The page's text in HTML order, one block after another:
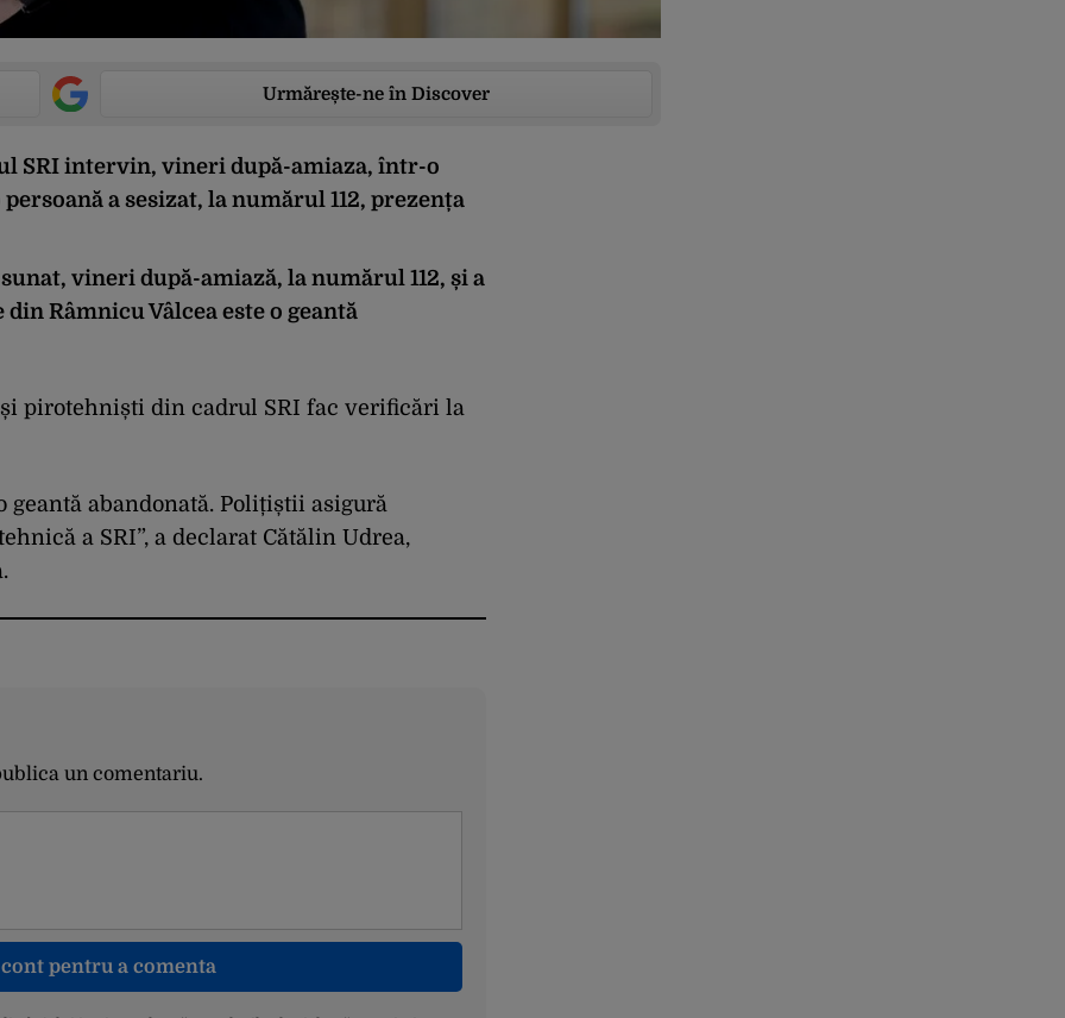
Urmărește-ne în Discover
SRI intervin, vineri după-amiaza, într-o
a sesizat, la numărul 112, prezența
vineri după-amiază, la numărul 112, și a
Râmnicu Vâlcea este o geantă
pirotehniști din cadrul SRI fac verificări la
geantă abandonată. Polițiștii asigură
a SRI”, a declarat Cătălin Udrea,
un comentariu.
pentru a comenta